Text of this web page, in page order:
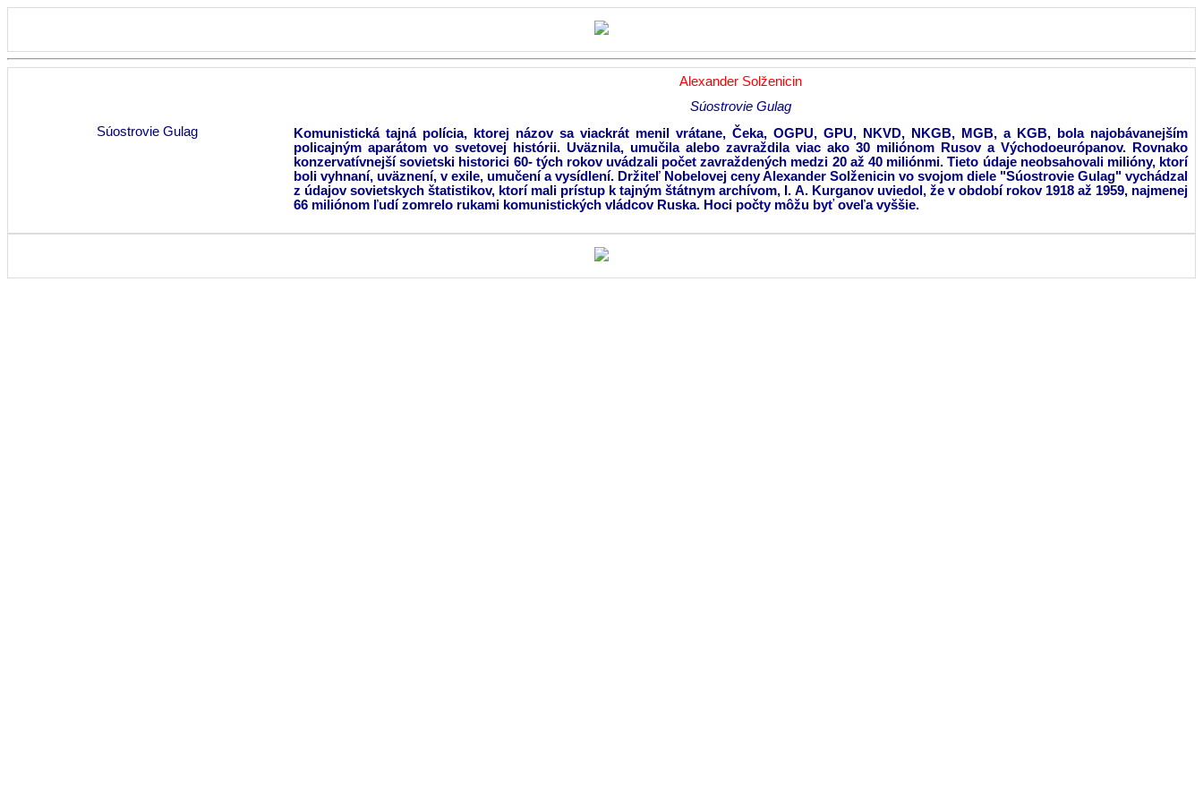
Súostrovie Gulag
Alexander Solženicin
Súostrovie Gulag
Komunistická tajná polícia, ktorej názov sa viackrát menil vrátane, Čeka, OGPU, GPU, NKVD, NKGB, MGB, a KGB, bola najobávanejším
policajným aparátom vo svetovej histórii. Uväznila, umučila alebo zavraždila viac ako 30 miliónom Rusov a Východoeurópanov. Rovnako
konzervatívnejší sovietski historici 60- tých rokov uvádzali počet zavraždených medzi 20 až 40 miliónmi. Tieto údaje neobsahovali milióny, ktorí
boli vyhnaní, uväznení, v exile, umučení a vysídlení. Držiteľ Nobelovej ceny Alexander Solženicin vo svojom diele "Súostrovie Gulag" vychádzal
z údajov sovietskych štatistikov, ktorí mali prístup k tajným štátnym archívom, I. A. Kurganov uviedol, že v období rokov 1918 až 1959, najmenej
66 miliónom ľudí zomrelo rukami komunistických vládcov Ruska. Hoci počty môžu byť oveľa vyššie.